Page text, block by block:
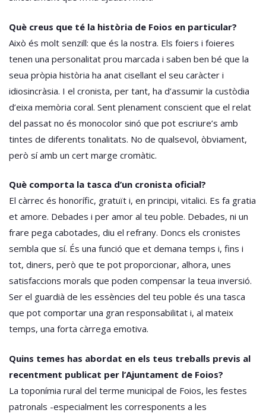
Què creus que té la història de Foios en particular?
Això és molt senzill: que és la nostra. Els foiers i foieres
tenen una personalitat prou marcada i saben ben bé que la
seua pròpia història ha anat cisellant el seu caràcter i
idiosincràsia. I el cronista, per tant, ha d’assumir la custòdia
d’eixa memòria coral. Sent plenament conscient que el relat
del passat no és monocolor sinó que pot escriure’s amb
tintes de diferents tonalitats. No de qualsevol, òbviament,
però sí amb un cert marge cromàtic.
Què comporta la tasca d’un cronista oficial?
El càrrec és honorífic, gratuït i, en principi, vitalici. Es fa gratia
et amore. Debades i per amor al teu poble. Debades, ni un
frare pega cabotades, diu el refrany. Doncs els cronistes
sembla que sí. És una funció que et demana temps i, fins i
tot, diners, però que te pot proporcionar, alhora, unes
satisfaccions morals que poden compensar la teua inversió.
Ser el guardià de les essències del teu poble és una tasca
que pot comportar una gran responsabilitat i, al mateix
temps, una forta càrrega emotiva.
Quins temes has abordat en els teus treballs previs al
recentment publicat per l’Ajuntament de Foios?
La toponímia rural del terme municipal de Foios, les festes
patronals -especialment les corresponents a les